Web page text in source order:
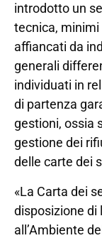
introdotto un
tecnica,
affiancati da
generali
individuati in
di partenza
gestioni, ossia
gestione dei
delle carte dei
«La Carta dei
disposizione di
all’Ambiente